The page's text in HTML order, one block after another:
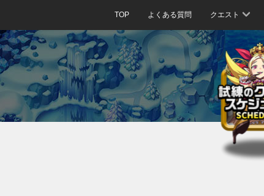
TOP よくある質問 クエスト